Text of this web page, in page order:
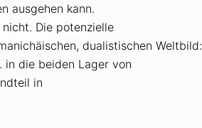
ausgehen kann.
Die potenzielle
dualistischen Weltbild:
in die beiden Lager von
in